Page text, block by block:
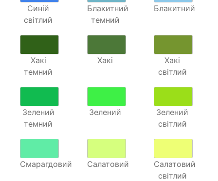
Синій
світлий
Блакитний
темний
Блакитний
Хакі
темний
Хакі
Хакі
світлий
Зелений
темний
Зелений
Зелений
світлий
Смарагдовий Салатовий
Салатовий
світлий